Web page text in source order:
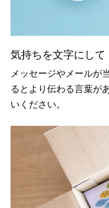
気持ちを文字にして
メッセージやメールが
るとより伝わる言葉が
いください。